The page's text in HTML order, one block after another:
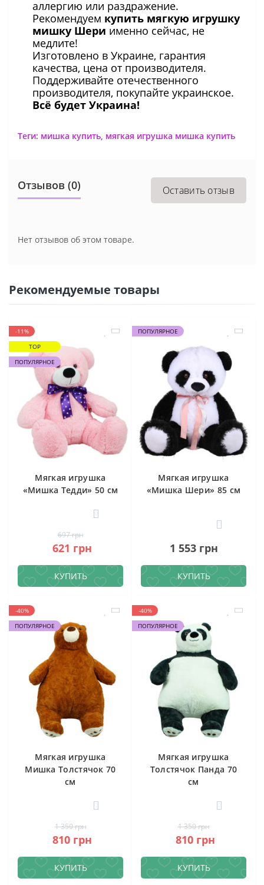
аллергию или раздражение.
Рекомендуем купить мягкую игрушку
мишку Шери именно сейчас, не
медлите!
Изготовлено в Украине, гарантия
качества, цена от производителя.
Поддерживайте отечественного
производителя, покупайте украинское.
Всё будет Украина!
Теги: мишка купить, мягкая игрушка мишка купить
Отзывов (0) Оставить отзыв
Нет отзывов об этом товаре.
Рекомендуемые товары
-11%
TOP
ПОПУЛЯРНОЕ
Мягкая игрушка
«Мишка Тедди» 50 см
0
697 грн
621 грн
КУПИТЬ
ПОПУЛЯРНОЕ
Мягкая игрушка
«Мишка Шери» 85 см
0
1 553 грн
КУПИТЬ
-40%
ПОПУЛЯРНОЕ
Мягкая игрушка
Мишка Толстячок 70
см
0
1 350 грн
810 грн
КУПИТЬ
-40%
ПОПУЛЯРНОЕ
Мягкая игрушка
Толстячок Панда 70
см
0
1 350 грн
810 грн
КУПИТЬ